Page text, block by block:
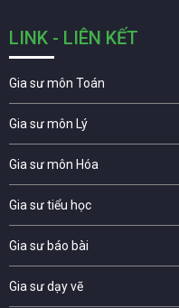
LINK - LIÊN KẾT
Gia sư môn Toán
Gia sư môn Lý
Gia sư môn Hóa
Gia sư tiểu học
Gia sư báo bài
Gia sư dạy vẽ